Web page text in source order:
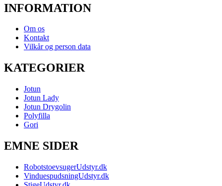
INFORMATION
Om os
Kontakt
Vilkår og person data
KATEGORIER
Jotun
Jotun Lady
Jotun Drygolin
Polyfilla
Gori
EMNE SIDER
RobotstoevsugerUdstyr.dk
VinduespudsningUdstyr.dk